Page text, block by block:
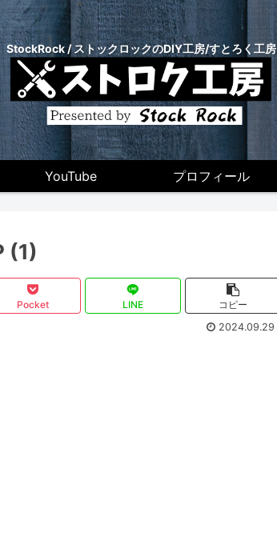
StockRock / ストックロックのDIY工房/すとろく工房
YouTube プロフィール
(1)
Pocket LINE
コピー
2024.09.29